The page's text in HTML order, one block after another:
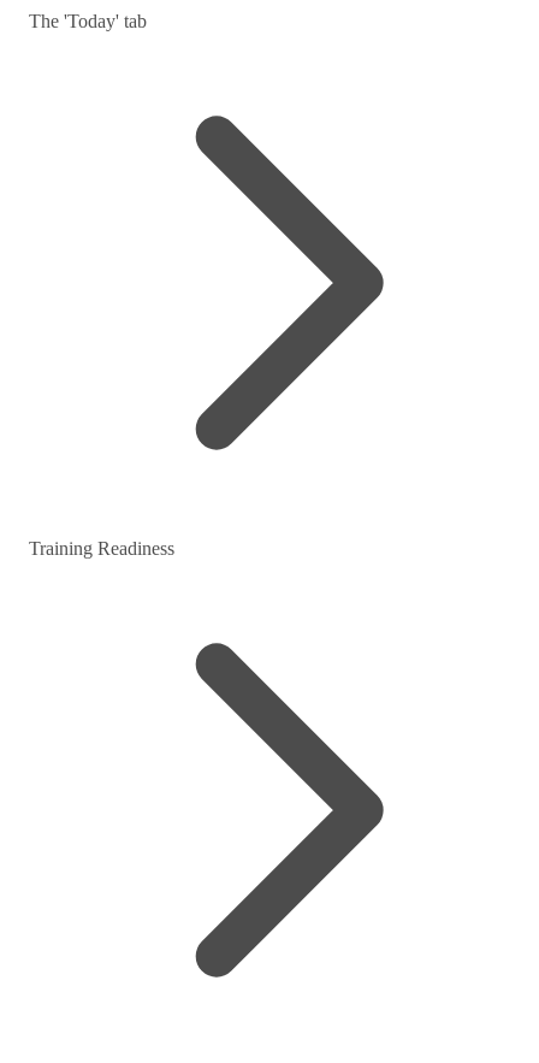
The 'Today' tab
Training Readiness